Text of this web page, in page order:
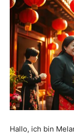
Hallo, ich bin